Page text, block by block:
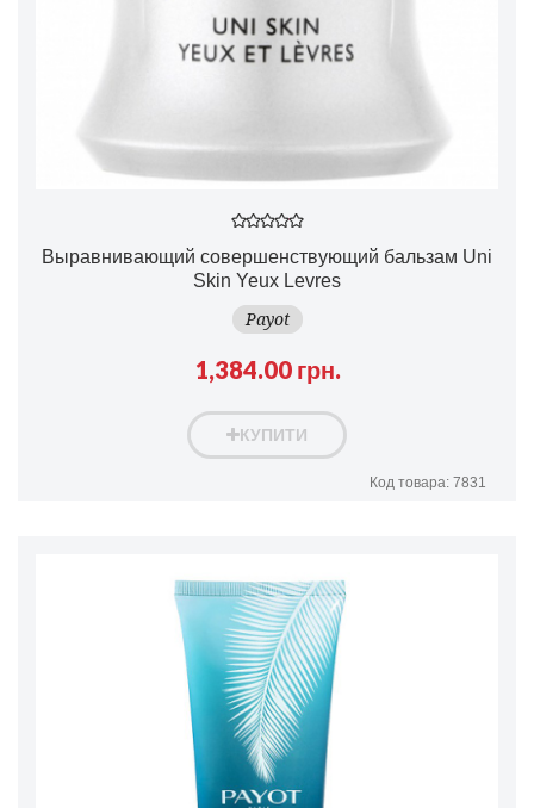
Выравнивающий совершенствующий бальзам Uni
Skin Yeux Levres
Payot
1,384.00 грн.
КУПИТИ
Код товара: 7831